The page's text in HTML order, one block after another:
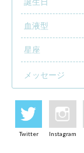
血液型
星座
メッセージ
Twitter Instagram